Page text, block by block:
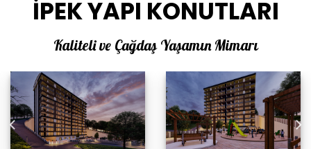
İPEK YAPI KONUTLARI
Kaliteli ve Çağdaş Yaşamın Mimarı